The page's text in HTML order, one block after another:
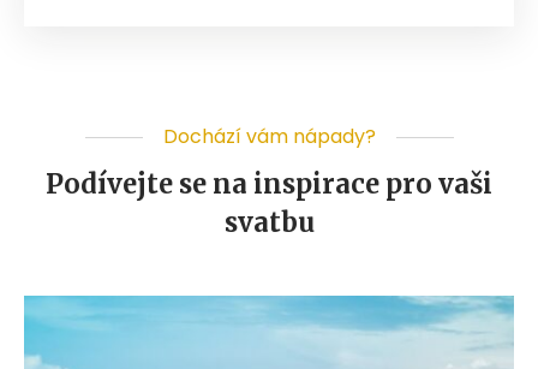
Dochází vám nápady?
Podívejte se na inspirace pro vaši
svatbu